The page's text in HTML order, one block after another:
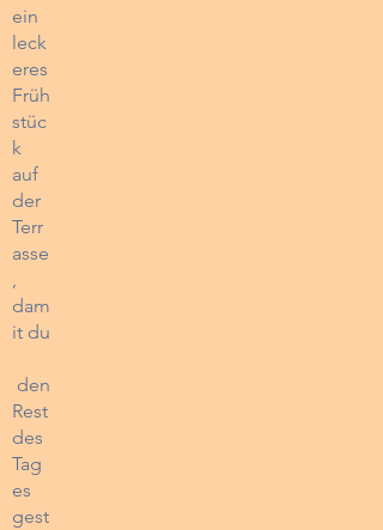
ein
leck
eres
Früh
stüc
k
auf
der
Terr
asse
,
dam
it du
den
Rest
des
Tag
es
gest